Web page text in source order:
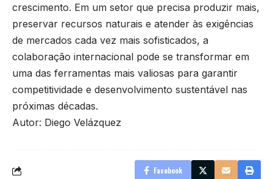
crescimento. Em um setor que precisa produzir mais,
preservar recursos naturais e atender às exigências
de mercados cada vez mais sofisticados, a
colaboração internacional pode se transformar em
uma das ferramentas mais valiosas para garantir
competitividade e desenvolvimento sustentável nas
próximas décadas.
Autor: Diego Velázquez
Facebook